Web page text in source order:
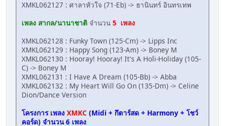
XMKL062127 : ศาลาหัวใจ (71-Eb) -> ธานินทร์ อินทรเทพ
เพลง สากล/นานาชาติ จำนวน 5 เพลง
XMKL062128 : Funky Town (125-Cm) -> Lipps Inc
XMKL062129 : Happy Song (123-Am) -> Boney M
XMKL062130 : Hooray! Hooray! It's A Holi-Holiday (105-
C) -> Boney M
XMKL062131 : I Have A Dream (105-Bb) -> Abba
XMKL062132 : My Heart Will Go On (135-Dm) -> Celine
Dion/Dance Version
โครงการ เพลง XMKC (Midi + กึตาร์สด + Harmony + โชว์
คอร์ด) จำนวน6 เพลง